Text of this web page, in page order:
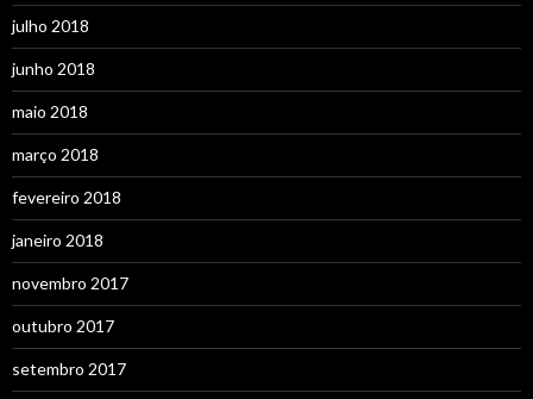
julho 2018
junho 2018
maio 2018
março 2018
fevereiro 2018
janeiro 2018
novembro 2017
outubro 2017
setembro 2017